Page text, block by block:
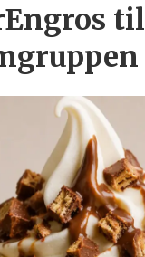
til